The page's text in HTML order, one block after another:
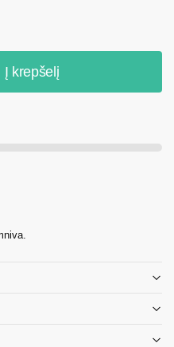
Į krepšelį